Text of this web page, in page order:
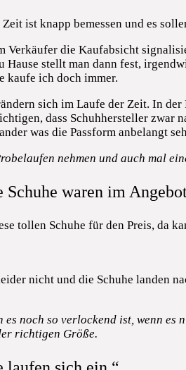
ist knapp bemessen und es
Verkäufer die Kaufabsicht
Hause stellt man dann fest,
kaufe ich doch immer.
sich im Laufe der Zeit. In
dass Schuhhersteller zwar
was die Passform anbelangt
nehmen und auch mal
Schuhe waren im
tollen Schuhe für den Preis, da
nicht und die Schuhe landen
es noch so verlockend ist, wenn
richtigen Größe.